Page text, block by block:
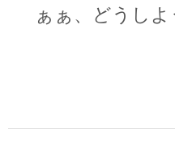
ぁぁ、どうし